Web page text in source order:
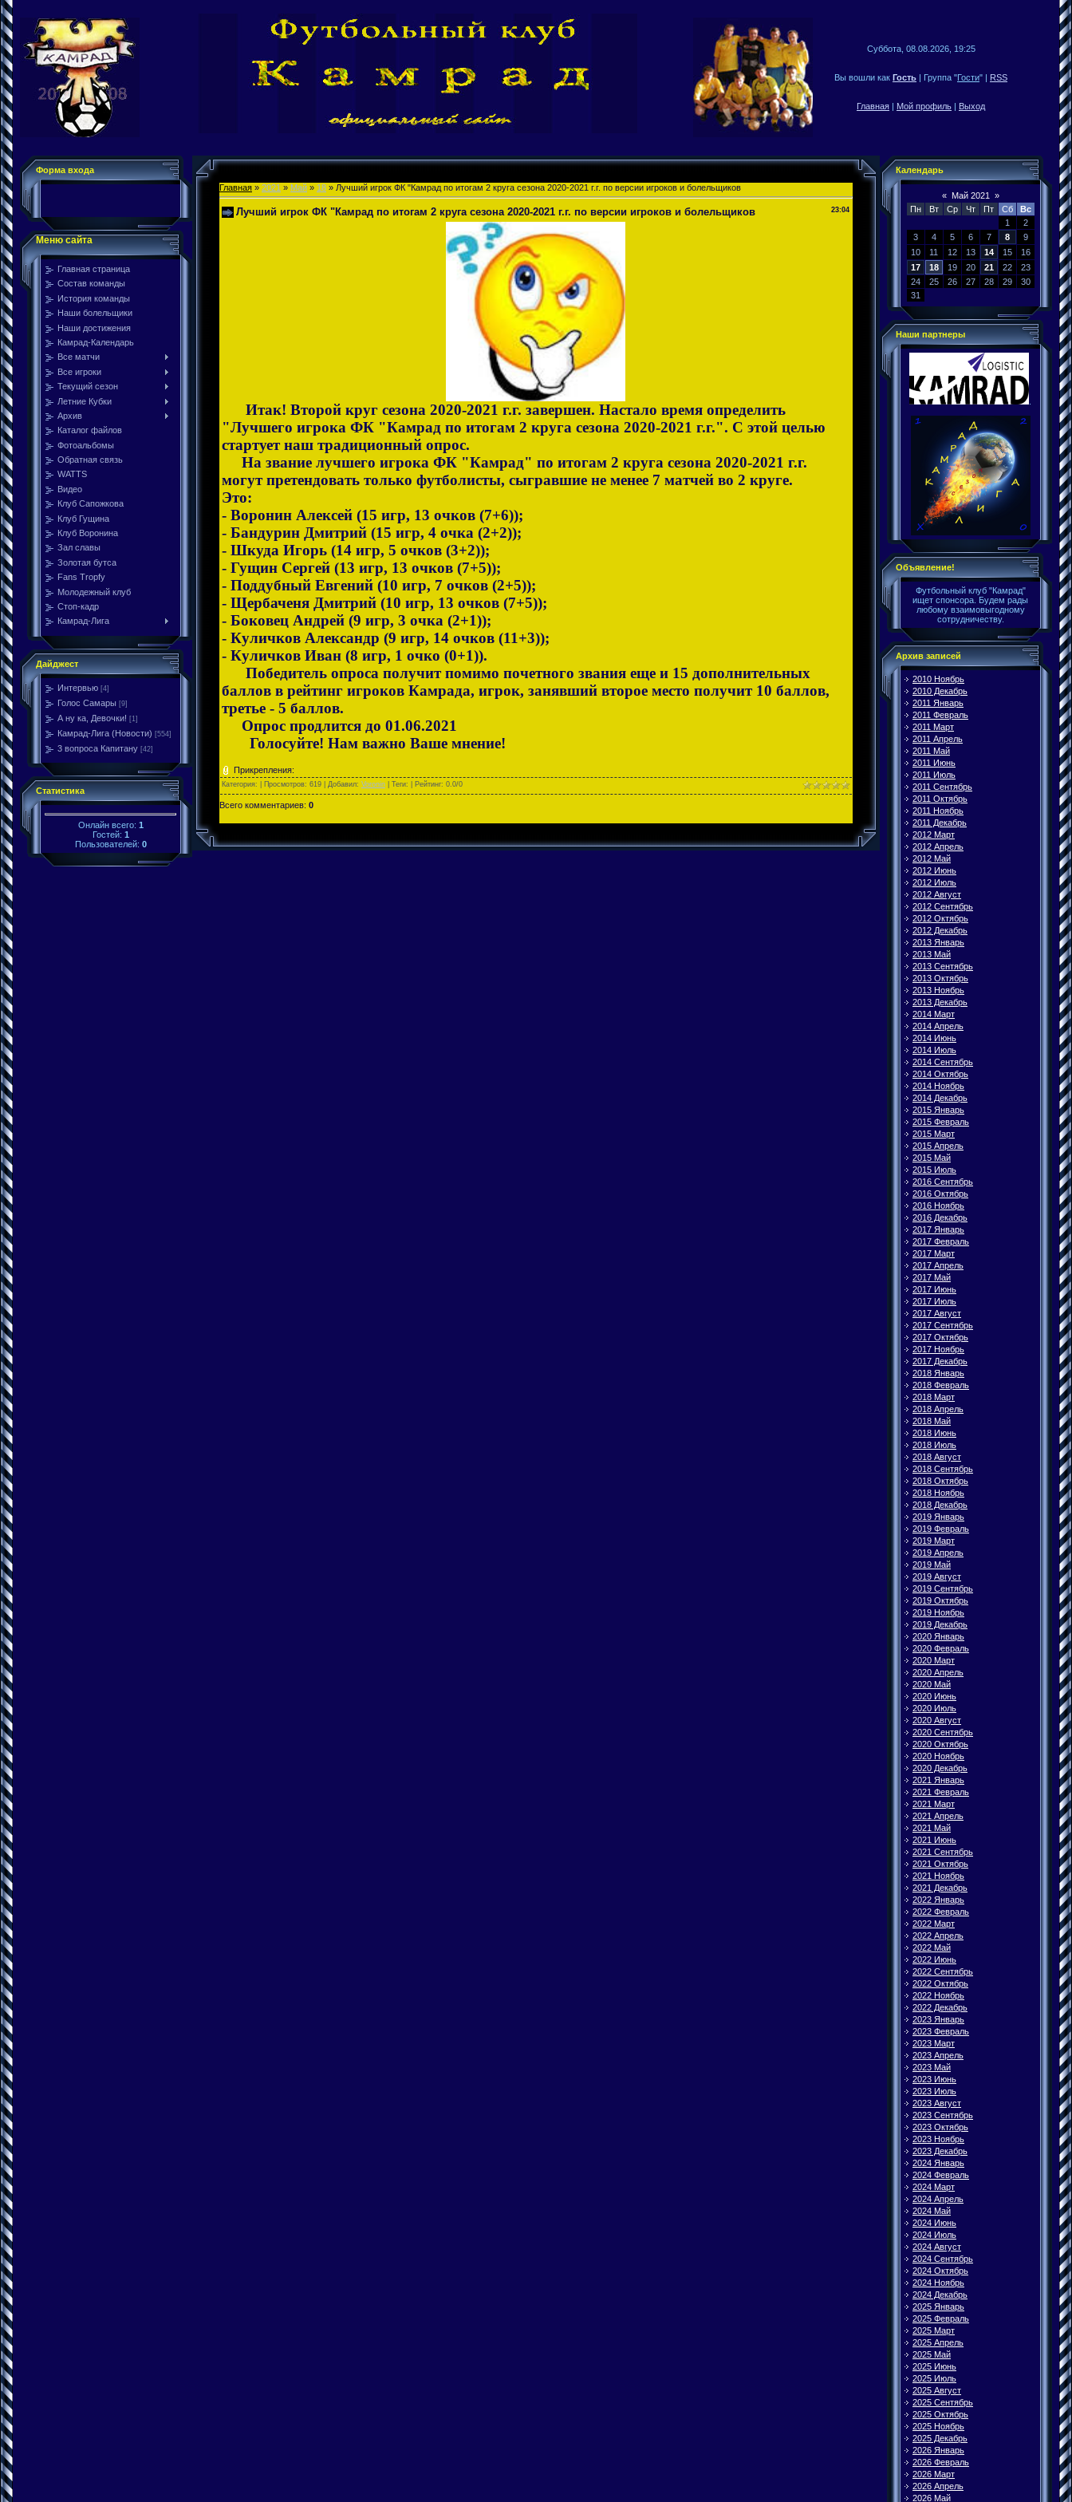
Суббота, 08.08.2026, 19:25
Вы вошли как Гость | Группа "Гости" | RSS
Главная | Мой профиль | Выход
Форма входа
Меню сайта
Главная страница
Состав команды
История команды
Наши болельщики
Наши достижения
Камрад-Календарь
Все матчи
Все игроки
Текущий сезон
Летние Кубки
Архив
Каталог файлов
Фотоальбомы
Обратная связь
WATTS
Видео
Клуб Сапожкова
Клуб Гущина
Клуб Воронина
Зал славы
Золотая бутса
Fans Tropfy
Молодежный клуб
Стоп-кадр
Камрад-Лига
Дайджест
Интервью [4]
Голос Самары [9]
А ну ка, Девочки! [1]
Камрад-Лига (Новости) [554]
3 вопроса Капитану [42]
Статистика
Онлайн всего: 1
Гостей: 1
Пользователей: 0
Главная » 2021 » Май » 18 » Лучший игрок ФК "Камрад по итогам 2 круга сезона 2020-2021 г.г. по версии игроков и болельщиков
23:04
Лучший игрок ФК "Камрад по итогам 2 круга сезона 2020-2021 г.г. по версии игроков и болельщиков
Итак! Второй круг сезона 2020-2021 г.г. завершен. Настало время определить
"Лучшего игрока ФК "Камрад по итогам 2 круга сезона 2020-2021 г.г.". С этой целью
стартует наш традиционный опрос.
На звание лучшего игрока ФК "Камрад" по итогам 2 круга сезона 2020-2021 г.г.
могут претендовать только футболисты, сыгравшие не менее 7 матчей во 2 круге.
Это:
- Воронин Алексей (15 игр, 13 очков (7+6));
- Бандурин Дмитрий (15 игр, 4 очка (2+2));
- Шкуда Игорь (14 игр, 5 очков (3+2));
- Гущин Сергей (13 игр, 13 очков (7+5));
- Поддубный Евгений (10 игр, 7 очков (2+5));
- Щербаченя Дмитрий (10 игр, 13 очков (7+5));
- Боковец Андрей (9 игр, 3 очка (2+1));
- Куличков Александр (9 игр, 14 очков (11+3));
- Куличков Иван (8 игр, 1 очко (0+1)).
Победитель опроса получит помимо почетного звания еще и 15 дополнительных
баллов в рейтинг игроков Камрада, игрок, занявший второе место получит 10 баллов,
третье - 5 баллов.
Опрос продлится до 01.06.2021
Голосуйте! Нам важно Ваше мнение!
Прикрепления:
Категория: | Просмотров: 619 | Добавил: Voronin | Теги: | Рейтинг: 0.0/0
Всего комментариев: 0
Календарь
« Май 2021
»
Пн
Вт Ср Чт Пт Сб
Вс
1
2
3
4 5 6 7 8
9
10
11 12 13 14 15
16
17
18 19 20 21 22
23
24
25 26 27 28 29
30
31
Наши партнеры
Объявление!
Футбольный клуб "Камрад"
ищет спонсора. Будем рады
любому взаимовыгодному
сотрудничеству.
Архив записей
2010 Ноябрь
2010 Декабрь
2011 Январь
2011 Февраль
2011 Март
2011 Апрель
2011 Май
2011 Июнь
2011 Июль
2011 Сентябрь
2011 Октябрь
2011 Ноябрь
2011 Декабрь
2012 Март
2012 Апрель
2012 Май
2012 Июнь
2012 Июль
2012 Август
2012 Сентябрь
2012 Октябрь
2012 Декабрь
2013 Январь
2013 Май
2013 Сентябрь
2013 Октябрь
2013 Ноябрь
2013 Декабрь
2014 Март
2014 Апрель
2014 Июнь
2014 Июль
2014 Сентябрь
2014 Октябрь
2014 Ноябрь
2014 Декабрь
2015 Январь
2015 Февраль
2015 Март
2015 Апрель
2015 Май
2015 Июль
2016 Сентябрь
2016 Октябрь
2016 Ноябрь
2016 Декабрь
2017 Январь
2017 Февраль
2017 Март
2017 Апрель
2017 Май
2017 Июнь
2017 Июль
2017 Август
2017 Сентябрь
2017 Октябрь
2017 Ноябрь
2017 Декабрь
2018 Январь
2018 Февраль
2018 Март
2018 Апрель
2018 Май
2018 Июнь
2018 Июль
2018 Август
2018 Сентябрь
2018 Октябрь
2018 Ноябрь
2018 Декабрь
2019 Январь
2019 Февраль
2019 Март
2019 Апрель
2019 Май
2019 Август
2019 Сентябрь
2019 Октябрь
2019 Ноябрь
2019 Декабрь
2020 Январь
2020 Февраль
2020 Март
2020 Апрель
2020 Май
2020 Июнь
2020 Июль
2020 Август
2020 Сентябрь
2020 Октябрь
2020 Ноябрь
2020 Декабрь
2021 Январь
2021 Февраль
2021 Март
2021 Апрель
2021 Май
2021 Июнь
2021 Сентябрь
2021 Октябрь
2021 Ноябрь
2021 Декабрь
2022 Январь
2022 Февраль
2022 Март
2022 Апрель
2022 Май
2022 Июнь
2022 Сентябрь
2022 Октябрь
2022 Ноябрь
2022 Декабрь
2023 Январь
2023 Февраль
2023 Март
2023 Апрель
2023 Май
2023 Июнь
2023 Июль
2023 Август
2023 Сентябрь
2023 Октябрь
2023 Ноябрь
2023 Декабрь
2024 Январь
2024 Февраль
2024 Март
2024 Апрель
2024 Май
2024 Июнь
2024 Июль
2024 Август
2024 Сентябрь
2024 Октябрь
2024 Ноябрь
2024 Декабрь
2025 Январь
2025 Февраль
2025 Март
2025 Апрель
2025 Май
2025 Июнь
2025 Июль
2025 Август
2025 Сентябрь
2025 Октябрь
2025 Ноябрь
2025 Декабрь
2026 Январь
2026 Февраль
2026 Март
2026 Апрель
2026 Май